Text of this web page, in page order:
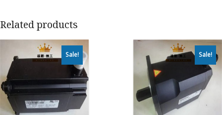
Related products
Sale! Sale!